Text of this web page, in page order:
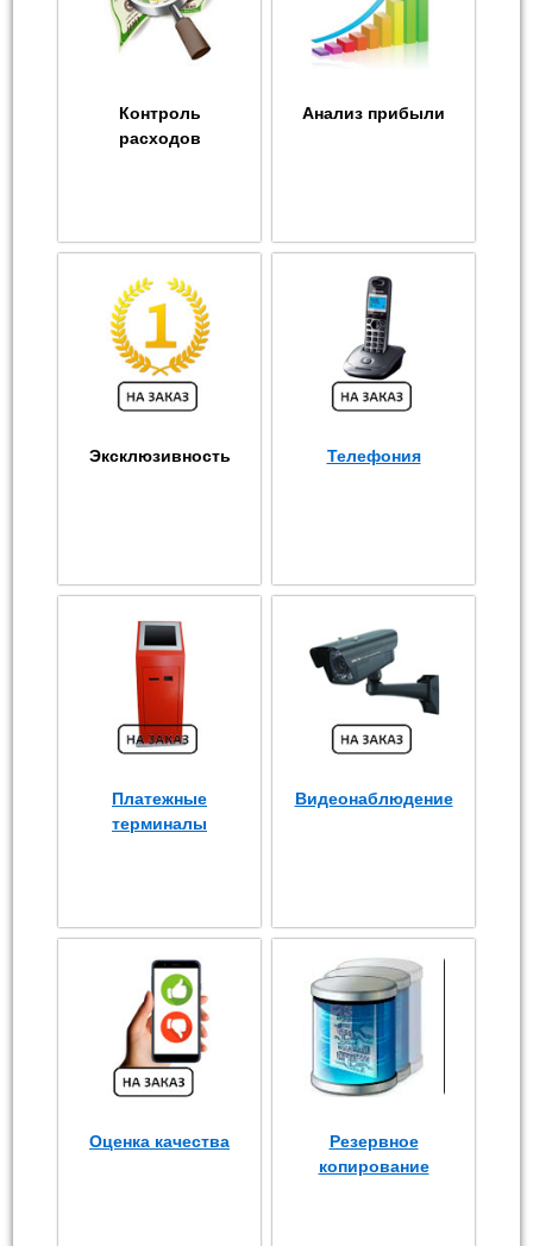
Контроль
расходов
Анализ прибыли
Эксклюзивность Телефония
Платежные
терминалы
Видеонаблюдение
Оценка качества
Резервное
копирование